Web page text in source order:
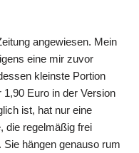
angewiesen. Mein
eine mir zuvor
kleinste Portion
1,90 Euro in der Version
ist, hat nur eine
die regelmäßig frei
hängen genauso rum